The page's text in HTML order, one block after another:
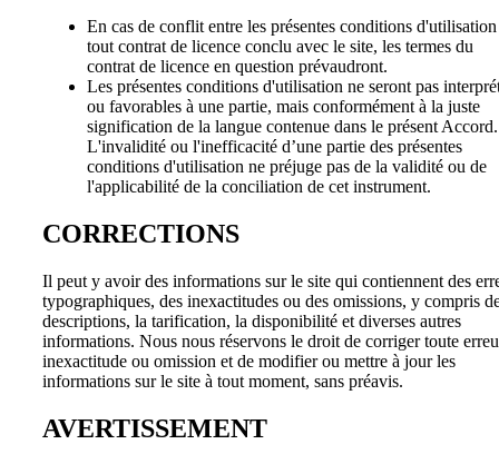
En cas de conflit entre les présentes conditions
tout contrat de licence conclu avec le site, les termes du
contrat de licence en question prévaudront.
Les présentes conditions d'utilisation ne seront pas
ou favorables à une partie, mais conformément à la juste
signification de la langue contenue dans le présent Accord.
L'invalidité ou l'inefficacité d’une partie des présentes
conditions d'utilisation ne préjuge pas de la validité ou de
l'applicabilité de la conciliation de cet instrument.
CORRECTIONS
Il peut y avoir des informations sur le site qui contiennent des
typographiques, des inexactitudes ou des omissions, y compris
descriptions, la tarification, la disponibilité et diverses autres
informations. Nous nous réservons le droit de corriger toute
inexactitude ou omission et de modifier ou mettre à jour les
informations sur le site à tout moment, sans préavis.
AVERTISSEMENT